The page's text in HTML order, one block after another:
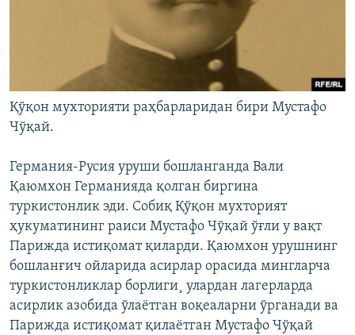
Қўқон мухторияти раҳбарларидан бири Мустафо
Чўқай.
Германия-Русия уруши бошланганда Вали
Қаюмхон Германияда қолган биргина
туркистонлик эди. Собиқ Қўқон мухторият
ҳукуматининг раиси Мустафо Чўқай ўғли у вақт
Парижда истиқомат қиларди. Қаюмхон урушнинг
бошланғич ойларида асирлар орасида мингларча
туркистонликлар борлиги¸ улардан лагерларда
асирлик азобида ўлаëтган воқеаларни ўрганади ва
Парижда истиқомат қилаëтган Мустафо Чўқай